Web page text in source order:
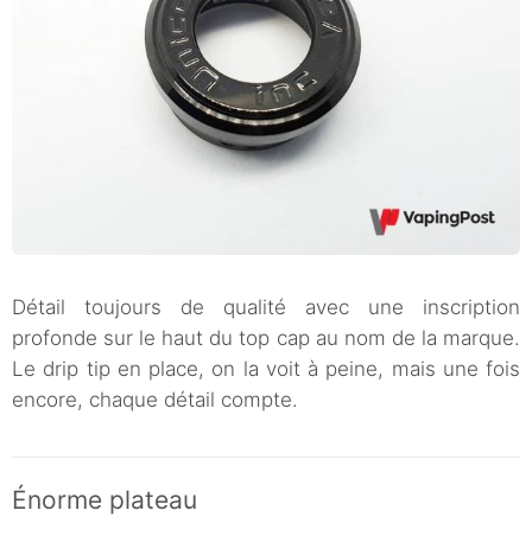
Détail toujours de qualité avec une inscription
profonde sur le haut du top cap au nom de la marque.
Le drip tip en place, on la voit à peine, mais une fois
encore, chaque détail compte.
Énorme plateau